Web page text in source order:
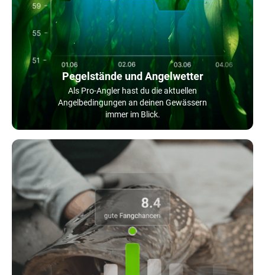
Pegelstände und Angelwetter
Als Pro-Angler hast du die aktuellen
Angelbedingungen an deinen Gewässern
immer im Blick.